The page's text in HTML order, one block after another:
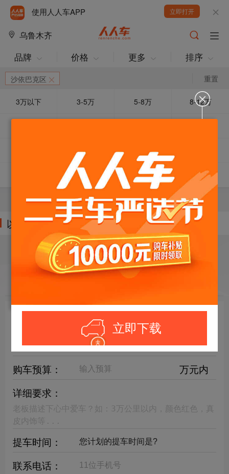
使用人人车APP 立即打开
乌鲁木齐
立即下载
品牌 价格 更多 排序
重置
沙依巴克区
3万以下 3-5万 5-8万 8-12万
急售降价 捡便宜
路虎 现代 陆风
当前条件下暂无车源！可以减少筛选条件试试。
以下车源的筛选条件为:
请选择欲购车辆
年限要求：
购车预算：
万元内
详细要求：
提车时间：
联系电话：